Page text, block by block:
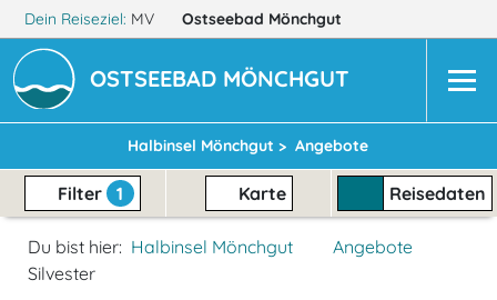
Dein Reiseziel: MV Ostseebad Mönchgut
OSTSEEBAD MÖNCHGUT
Halbinsel Mönchgut > Angebote
Filter 1 Karte Reisedaten
Du bist hier: Halbinsel Mönchgut
Angebote
Silvester